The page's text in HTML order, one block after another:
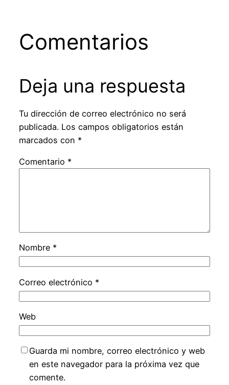
Comentarios
Deja una respuesta
Tu dirección de correo electrónico no será
publicada. Los campos obligatorios están
marcados con *
Comentario *
Nombre *
Correo electrónico *
Web
Guarda mi nombre, correo electrónico y web
en este navegador para la próxima vez que
comente.